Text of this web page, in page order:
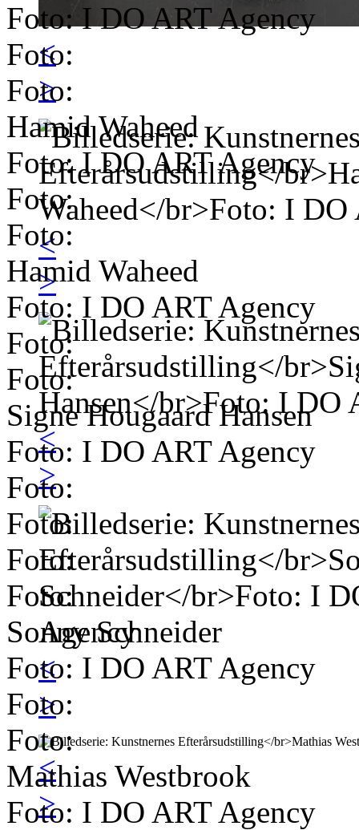
<
>
<
>
<
>
<
>
<
>
Foto: I DO ART Agency
Foto:
Foto:
Hamid Waheed
Foto: I DO ART Agency
Foto:
Foto:
Hamid Waheed
Foto: I DO ART Agency
Foto:
Foto:
Signe Hougaard Hansen
Foto: I DO ART Agency
Foto:
Foto:
Foto:
Foto:
Sonny Schneider
Foto: I DO ART Agency
Foto:
Foto:
Mathias Westbrook
Foto: I DO ART Agency